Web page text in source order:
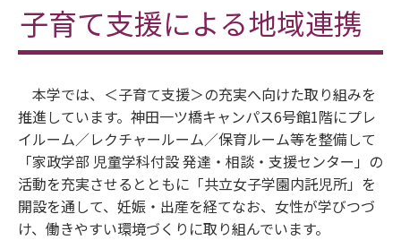
子育て支援による地域連携
本学では、＜子育て支援＞の充実へ向けた取り組みを
推進しています。神田一ツ橋キャンパス6号館1階にプレ
イルーム／レクチャールーム／保育ルーム等を整備して
「家政学部 児童学科付設 発達・相談・支援センター」の
活動を充実させるとともに「共立女子学園内託児所」を
開設を通して、妊娠・出産を経てなお、女性が学びつづ
け、働きやすい環境づくりに取り組んでいます。